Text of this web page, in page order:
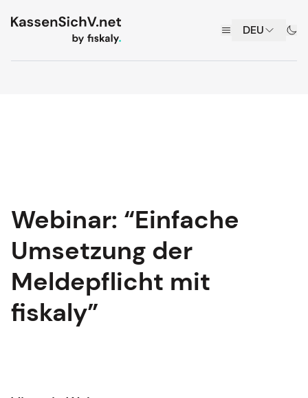
KassenSichV.net by fiskaly.
Open menu
DEU
Webinar: “Einfache
Umsetzung der
Meldepflicht mit
fiskaly”